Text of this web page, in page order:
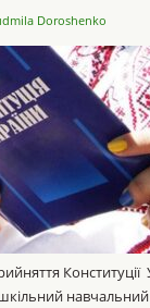
Doroshenko
Конституції
навчальний